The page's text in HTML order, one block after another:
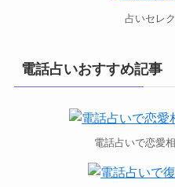
占いセレ
電話占いおすすめ記事
電話占いで恋愛